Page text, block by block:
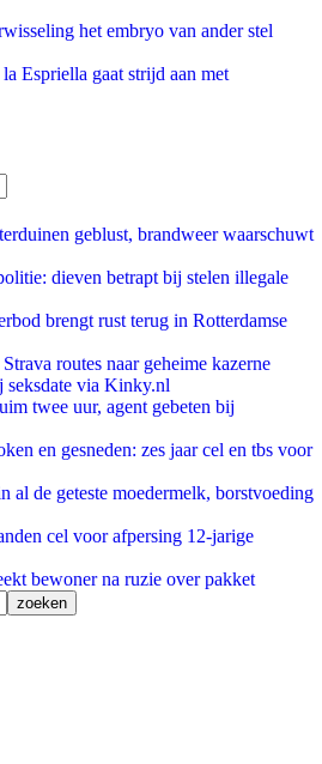
het embryo van ander stel
Espriella gaat strijd aan met
geblust, brandweer waarschuwt
dieven betrapt bij stelen illegale
brengt rust terug in Rotterdamse
routes naar geheime kazerne
seksdate via Kinky.nl
twee uur, agent gebeten bij
en gesneden: zes jaar cel en tbs voor
de geteste moedermelk, borstvoeding
cel voor afpersing 12-jarige
bewoner na ruzie over pakket